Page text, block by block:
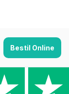
Bestil Online